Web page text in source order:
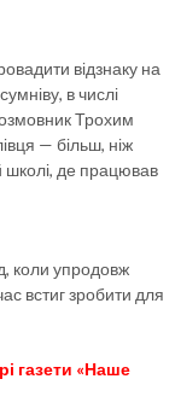
відзнаку на
в числі
Трохим
— більш, ніж
школі, де працював
коли упродовж
встиг зробити для
газети «Наше